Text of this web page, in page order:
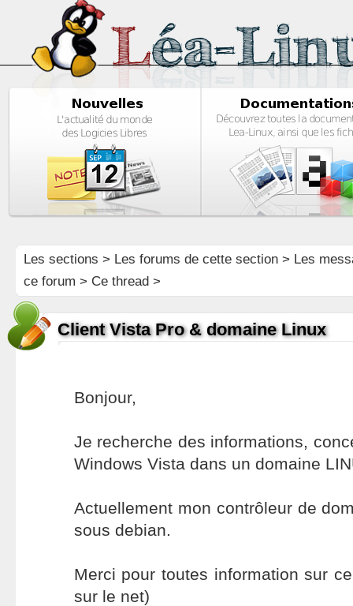
Les sections > Les forums de cette section> Les
ce forum > Ce thread >
Client Vista Pro & domaine Linux
Bonjour,
Je recherche des informations,
Windows Vista dans un domaine
Actuellement mon contrôleur de
sous debian.
Merci pour toutes information sur
sur le net)